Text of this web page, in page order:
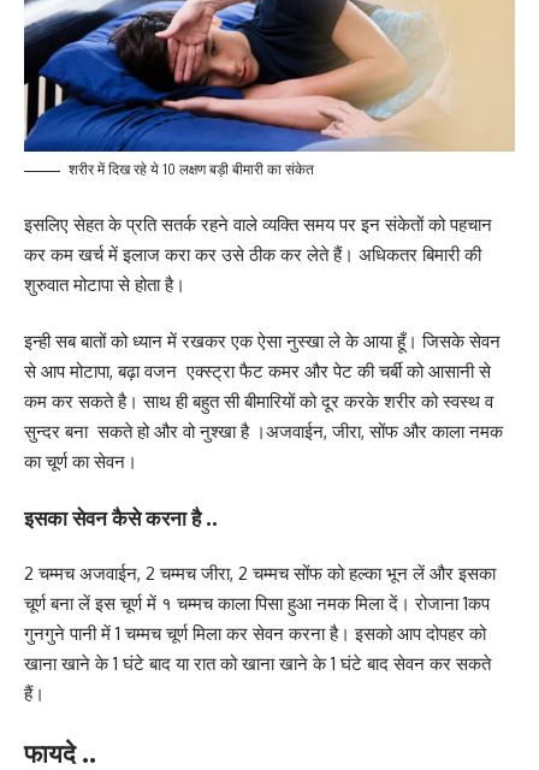
शरीर में दिख रहे ये 10 लक्षण बड़ी बीमारी का संकेत
इसलिए सेहत के प्रति सतर्क रहने वाले व्यक्ति समय पर इन संकेतों को पहचान
कर कम खर्च में इलाज करा कर उसे ठीक कर लेते हैं। अधिकतर बिमारी की
शुरुवात मोटापा से होता है।
इन्ही सब बातों को ध्यान में रखकर एक ऐसा नुस्खा ले के आया हूँ। जिसके सेवन
से आप मोटापा, बढ़ा वजन एक्स्ट्रा फैट कमर और पेट की चर्बी को आसानी से
कम कर सकते है। साथ ही बहुत सी बीमारियों को दूर करके शरीर को स्वस्थ व
सुन्दर बना सकते हो और वो नुश्खा है ।अजवाईन, जीरा, सोंफ और काला नमक
का चूर्ण का सेवन।
इसका सेवन कैसे करना है ..
2 चम्मच अजवाईन, 2 चम्मच जीरा, 2 चम्मच सोंफ को हल्का भून लें और इसका
चूर्ण बना लें इस चूर्ण में १ चम्मच काला पिसा हुआ नमक मिला दें। रोजाना 1कप
गुनगुने पानी में 1 चम्मच चूर्ण मिला कर सेवन करना है। इसको आप दोपहर को
खाना खाने के 1 घंटे बाद या रात को खाना खाने के 1 घंटे बाद सेवन कर सकते
हैं।
फायदे ..